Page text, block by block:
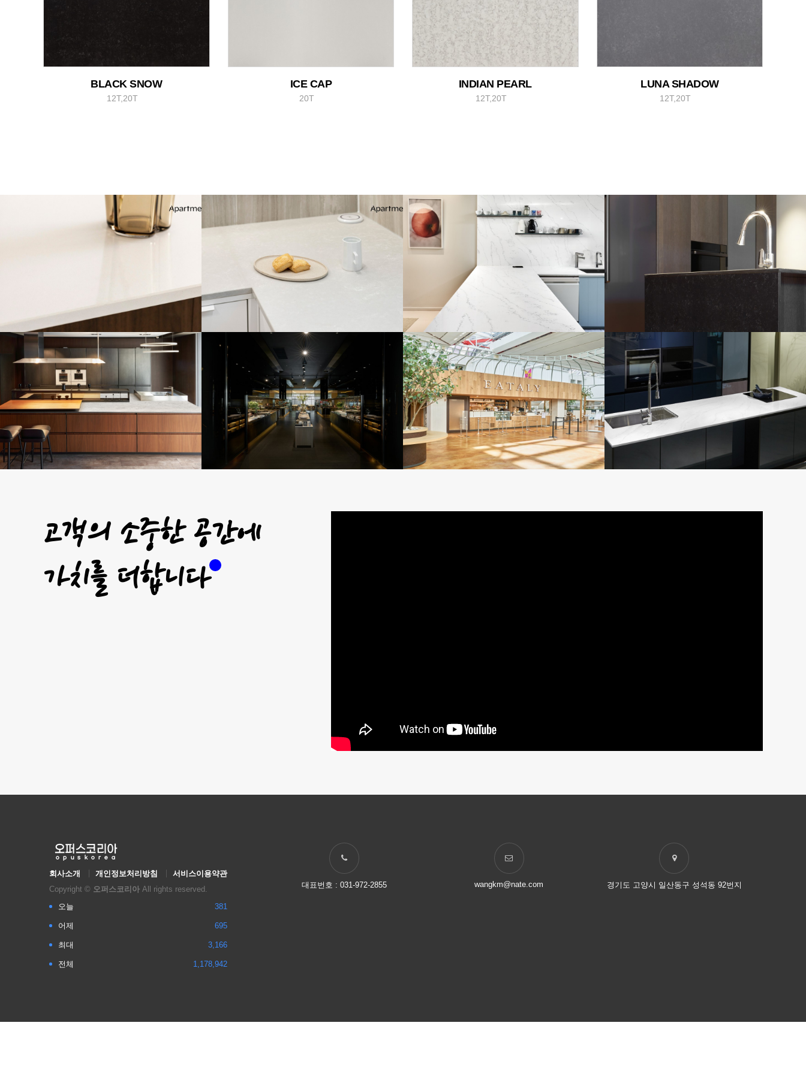
BLACK SNOW
12T,20T
ICE CAP
20T
INDIAN PEARL
12T,20T
LUNA SHADOW
12T,20T
화이트)
11-29
방배 호원빌라(트랜퀼리티) 용평 아폴리스(블랙스노우)
11-29
현대L&C 갤러리Q(파타고니아)
11-29
콘래드 호텔 제스트(블랙스노우)
11-29
더현대 서울 EATALY(아틀란틱그레이)
11-29
영림 인천 쇼룸(트랜퀼리티)
고객의 소중한 공간에
가치를 더합니다
회사소개 개인정보처리방침
서비스이용약관
Copyright © 오퍼스코리아 All rights reserved.
오늘
381
어제 695
최대 3,166
전체 1,178,942
대표번호 : 031-972-2855 wangkm@nate.com 경기도 고양시 일산동구 성석동 92번지